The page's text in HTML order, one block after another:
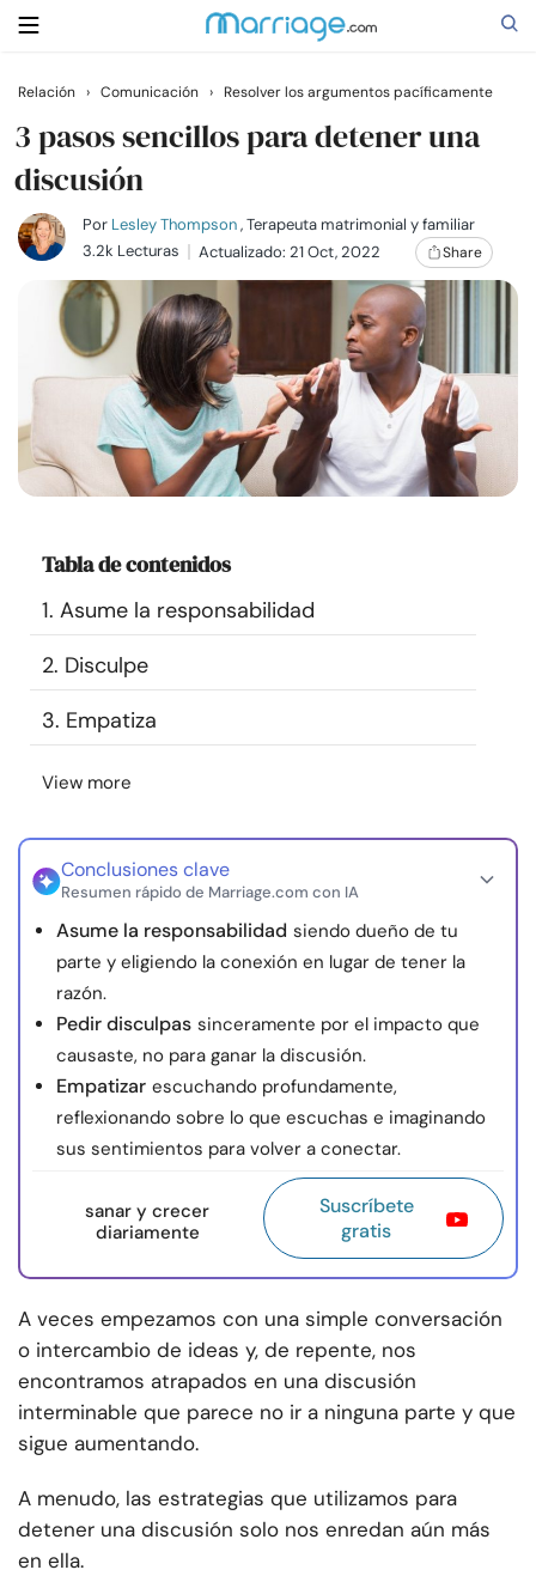
Buscar
Casarse
Relaciones
Familia
Ayuda
Cursos
Recursos
Comunidad
Encuentra un terapeuta
Sobre nosotros Contáctanos
nosotros
© Copyright 2026. Todos los derechos reservados.
Relación › Comunicación › Resolver los argumentos pacíficamente
3 pasos sencillos para detener una
discusión
Por Lesley Thompson, Terapeuta matrimonial y familiar
3.2k Lecturas
Actualizado: 21 Oct, 2022 Share
Tabla de contenidos
1. Asume la responsabilidad
2. Disculpe
3. Empatiza
View more
Conclusiones clave
Resumen rápido de Marriage.com con IA
Asume la responsabilidad siendo dueño de tu
parte y eligiendo la conexión en lugar de tener la
razón.
Pedir disculpas sinceramente por el impacto que
causaste, no para ganar la discusión.
Empatizar escuchando profundamente,
reflexionando sobre lo que escuchas e imaginando
sus sentimientos para volver a conectar.
sanar y crecer
diariamente
Suscríbete
gratis
A veces empezamos con una simple conversación
o intercambio de ideas y, de repente, nos
encontramos atrapados en una discusión
interminable que parece no ir a ninguna parte y que
sigue aumentando.
A menudo, las estrategias que utilizamos para
detener una discusión solo nos enredan aún más
en ella.